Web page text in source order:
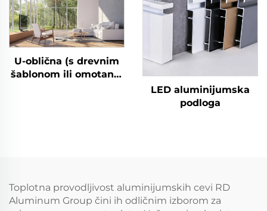
U-oblična (s drevnim
šablonom ili omotana)
LED aluminijumska
podloga
Toplotna provodljivost aluminijumskih cevi RD
Aluminum Group čini ih odličnim izborom za